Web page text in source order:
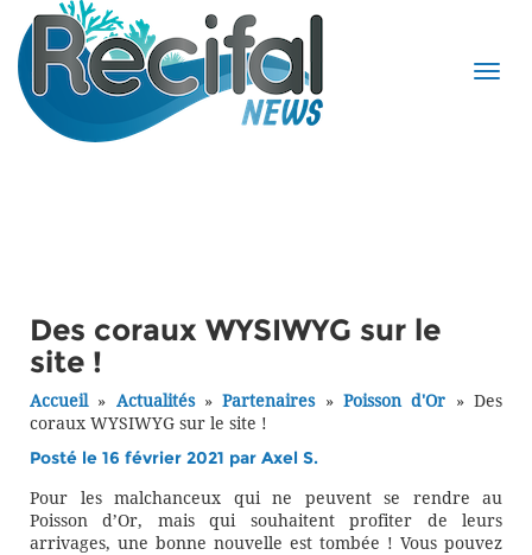
Des coraux WYSIWYG sur le
site !
Accueil» Actualités»Partenaires»Poisson d'Or »Des
coraux WYSIWYG sur le site !
Posté le 16 février 2021 par Axel S.
Pour les malchanceux qui ne peuvent se rendre au
Poisson d’Or, mais qui souhaitent profiter de leurs
arrivages, une bonne nouvelle est tombée ! Vous pouvez